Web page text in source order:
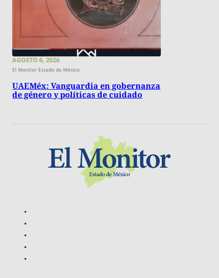
AGOSTO 6, 2026
El Monitor Estado de México
UAEMéx: Vanguardia en gobernanza
de género y políticas de cuidado